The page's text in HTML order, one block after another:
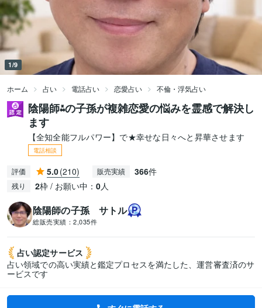
1/9
ホーム 占い 電話占い 恋愛占い 不倫・浮気占い
陰陽師⁂の子孫が複雑恋愛の悩みを霊感で解決し
ます
【全知全能フルパワー】で★幸せな日々へと昇華させます
電話相談
評価 5.0(210) 販売実績 366件
残り 2枠 / お願い中： 0人
陰陽師の子孫 サトル
総販売実績： 2,035件
占い認定サービス
占い領域での高い実績と鑑定プロセスを満たした、運営審査済のサ
ービスです